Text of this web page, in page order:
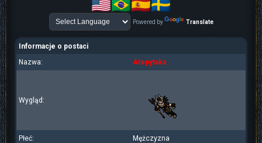
Powered by Translate
Informacje o postaci
Nazwa:
Atepytaka
Wygląd:
Płeć:
Mężczyzna